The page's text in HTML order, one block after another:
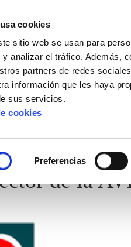
cookies
sitio web se usan para
analizar el tráfico. Además,
partners de redes
información que les haya
sus servicios.
cookies
Preferencias
de la